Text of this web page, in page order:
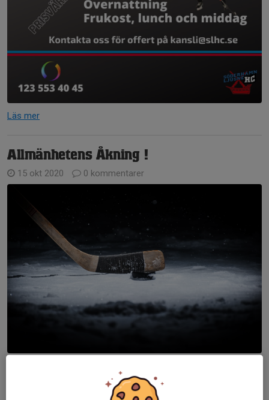
Läs mer
Allmänhetens Åkning !
15 okt 2020 0 kommentarer
Från Söndag 25 Oktober har du möjlighet mellan